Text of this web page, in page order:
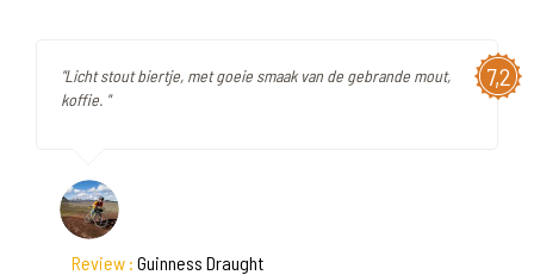
7,2
"Licht stout biertje, met goeie smaak van de gebrande mout,
koffie. "
Review : Guinness Draught